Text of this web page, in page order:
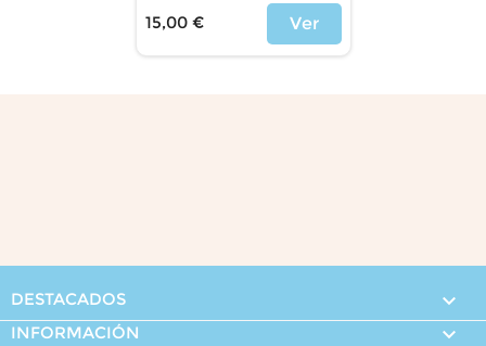
15,00 €
Ver
DESTACADOS 
INFORMACIÓN 